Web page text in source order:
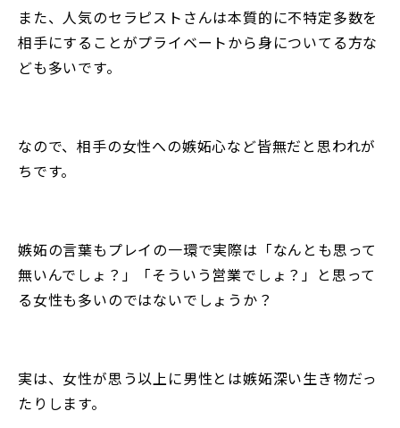
また、人気のセラピストさんは本質的に不特定多数を
相手にすることがプライベートから身についてる方な
ども多いです。
なので、相手の女性への嫉妬心など皆無だと思われが
ちです。
嫉妬の言葉もプレイの一環で実際は「なんとも思って
無いんでしょ？」「そういう営業でしょ？」と思って
る女性も多いのではないでしょうか？
実は、女性が思う以上に男性とは嫉妬深い生き物だっ
たりします。